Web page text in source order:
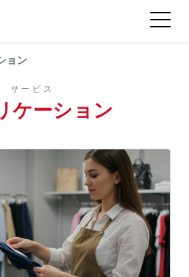
ョン
サービス
ケーション